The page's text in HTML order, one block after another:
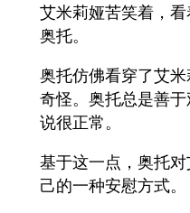
艾米莉娅苦笑着，
奥托。
奥托仿佛看穿了艾
奇怪。奥托总是善
说很正常。
基于这一点，奥托
己的一种安慰方式。